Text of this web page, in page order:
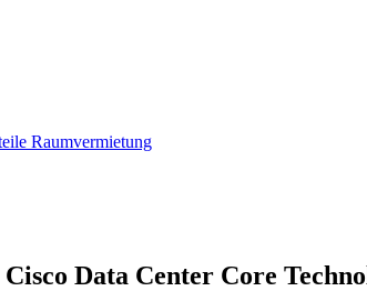
Raumvermietung
Data Center Core